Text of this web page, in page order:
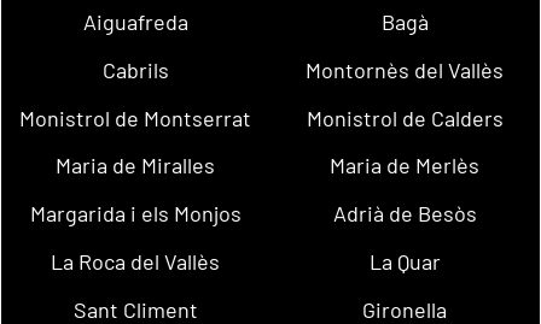
Aiguafreda
Bagà
Cabrils
Montornès del Vallès
Monistrol de Montserrat
Monistrol de Calders
Maria de Miralles
Maria de Merlès
Margarida i els Monjos
Adrià de Besòs
La Roca del Vallès
La Quar
Sant Climent
Gironella